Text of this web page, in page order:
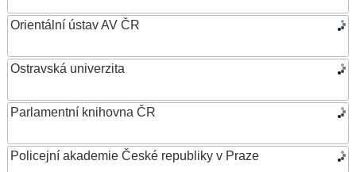
Orientální ústav AV ČR
Ostravská univerzita
Parlamentní knihovna ČR
Policejní akademie České republiky v Praze